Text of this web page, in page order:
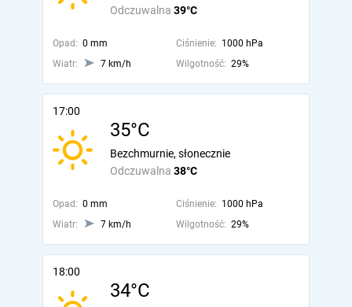
Odczuwalna 39°C
Opad: 0 mm Ciśnienie: 1000 hPa
Wiatr:
7 km/h Wilgotność: 29%
17:00
35°C
Odczuwalna 38°C
Bezchmurnie, słonecznie
Opad: 0 mm Ciśnienie: 1000 hPa
Wiatr:
7 km/h Wilgotność: 29%
18:00
34°C